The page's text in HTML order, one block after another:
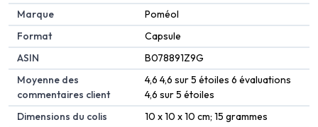
Marque
‎Poméol
Format
‎Capsule
ASIN
B078891Z9G
Moyenne des
commentaires client
4,6 4,6 sur 5 étoiles 6 évaluations
4,6 sur 5 étoiles
Dimensions du colis
10 x 10 x 10 cm; 15 grammes